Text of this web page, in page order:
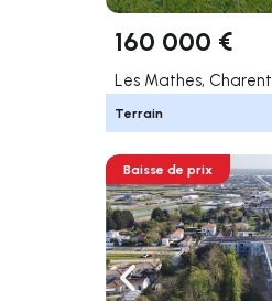
160 000 €
Les Mathes,
Terrain
Naviguer vers la
Baisse de prix